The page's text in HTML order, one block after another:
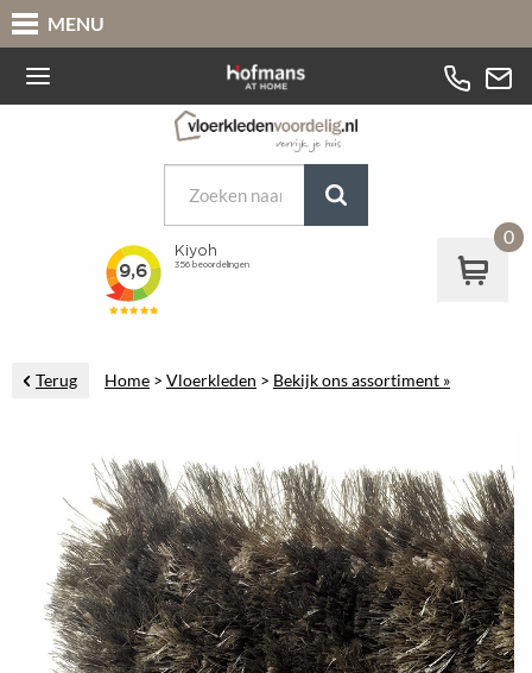
MENU
0
Terug Home > Vloerkleden > Bekijk ons assortiment »